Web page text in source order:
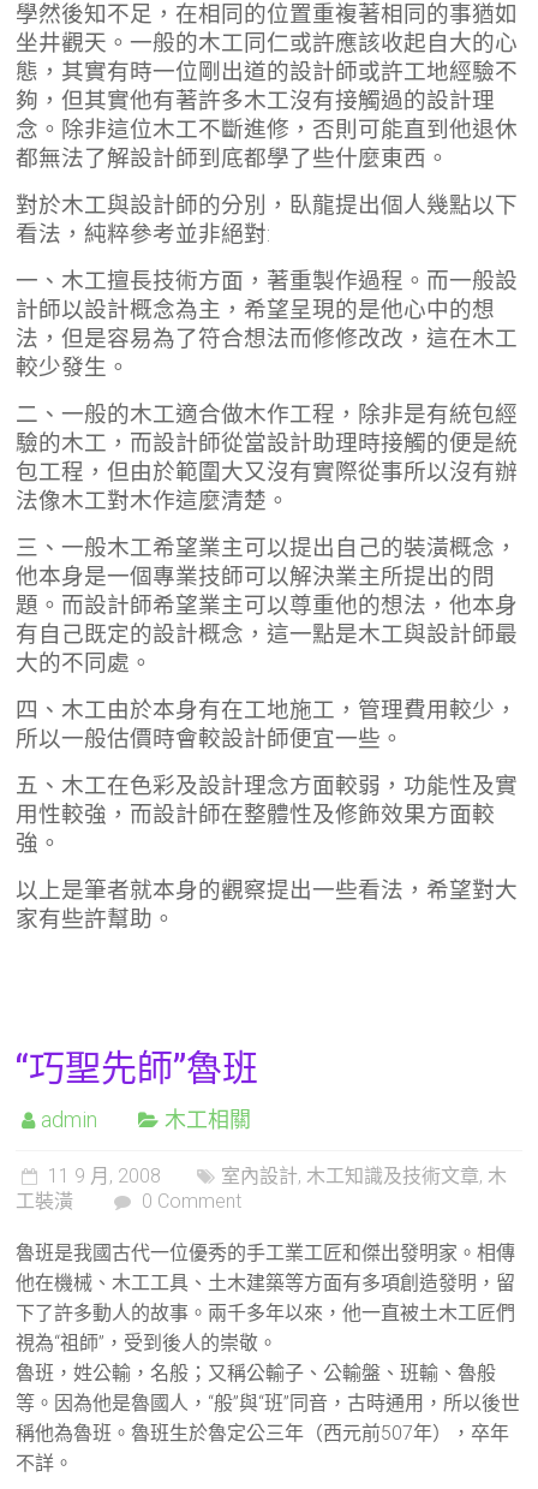
學然後知不足，在相同的位置重複著相同的事猶如
坐井觀天。一般的木工同仁或許應該收起自大的心
態，其實有時一位剛出道的設計師或許工地經驗不
夠，但其實他有著許多木工沒有接觸過的設計理
念。除非這位木工不斷進修，否則可能直到他退休
都無法了解設計師到底都學了些什麼東西。
對於木工與設計師的分別，臥龍提出個人幾點以下
看法，純粹參考並非絕對:
一、木工擅長技術方面，著重製作過程。而一般設
計師以設計概念為主，希望呈現的是他心中的想
法，但是容易為了符合想法而修修改改，這在木工
較少發生。
二、一般的木工適合做木作工程，除非是有統包經
驗的木工，而設計師從當設計助理時接觸的便是統
包工程，但由於範圍大又沒有實際從事所以沒有辦
法像木工對木作這麼清楚。
三、一般木工希望業主可以提出自己的裝潢概念，
他本身是一個專業技師可以解決業主所提出的問
題。而設計師希望業主可以尊重他的想法，他本身
有自己既定的設計概念，這一點是木工與設計師最
大的不同處。
四、木工由於本身有在工地施工，管理費用較少，
所以一般估價時會較設計師便宜一些。
五、木工在色彩及設計理念方面較弱，功能性及實
用性較強，而設計師在整體性及修飾效果方面較
強。
以上是筆者就本身的觀察提出一些看法，希望對大
家有些許幫助。
“巧聖先師”魯班
admin 木工相關
11 9 月, 2008 室內設計, 木工知識及技術文章, 木
工裝潢
0 Comment
魯班是我國古代一位優秀的手工業工匠和傑出發明家。相傳
他在機械、木工工具、土木建築等方面有多項創造發明，留
下了許多動人的故事。兩千多年以來，他一直被土木工匠們
視為“祖師”，受到後人的崇敬。
魯班，姓公輸，名般；又稱公輸子、公輸盤、班輸、魯般
等。因為他是魯國人，“般”與“班”同音，古時通用，所以後世
稱他為魯班。魯班生於魯定公三年（西元前507年），卒年
不詳。